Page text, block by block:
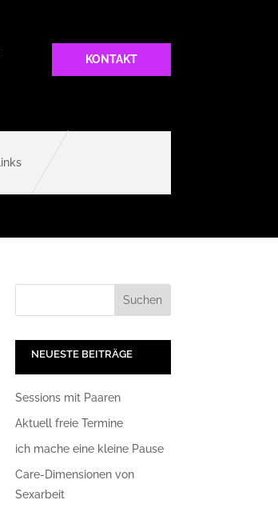
KONTAKT
Links
NEUESTE BEITRÄGE
Sessions mit Paaren
Aktuell freie Termine
ich mache eine kleine Pause
Care-Dimensionen von
Sexarbeit